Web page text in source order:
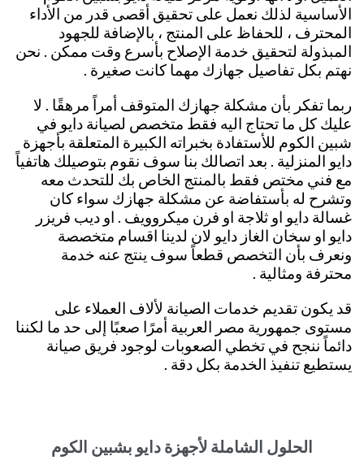
الأساسية لذلك نعمل على تحقيق أقصى قدر من الأداء
المحترف ، للحفاظ على المنتج ، بالإضافة للجهود
المبذولة لتحقيق خدمة الإصلاح بأسرع وقت ممكن . نحن
نهتم بكل تفاصيل جهازك مهما كانت صغيرة .
ربما تفكر بأن مشكلة جهازك المتوقف أمراً مرهقًا . لا
عليك كل ما تحتاج اليه فقط متخصص لصيانة دايو في
شبين الكوم للأستفادة بخبراته الكبيرة المتعلقة بأجهزة
دايو المنزلية . بعد اتصالك بنا سوف نقوم بتوصيلك هاتفياً
مع فني مختص فقط بالمنتج الخاص بك للتحدث معه
وتشرح له بأستفاضة عن مشكلة جهازك سواء كان
غسالة دايو او ثلاجة او فرن ميكروويف . او ديب فريزر
دايو او سخان الغاز دايو لان لدينا اقسام متخصصة
ونعرف بأن التخصص قطعاً سوف ينتج عنه خدمة
محترفة ومثالية .
قد يكون تقديم خدمات الصيانة لألاف العملاء على
مستوى جمهورية مصر العربية أمرًا صعبًا إلى حد ما لكننا
دائماً ننجح في تخطي الصعوبات لوجود فريق صيانة
يستطيع تنفيذ الخدمة بكل دقة .
الحلول الشاملة لأجهزة دايو بشبين الكوم